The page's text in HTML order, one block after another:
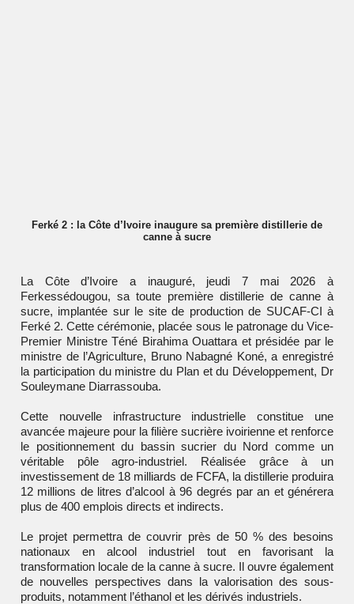
Ferké 2 : la Côte d’Ivoire inaugure sa première distillerie de
canne à sucre
La Côte d’Ivoire a inauguré, jeudi 7 mai 2026 à
Ferkessédougou, sa toute première distillerie de canne à
sucre, implantée sur le site de production de SUCAF-CI à
Ferké 2. Cette cérémonie, placée sous le patronage du Vice-
Premier Ministre Téné Birahima Ouattara et présidée par le
ministre de l’Agriculture, Bruno Nabagné Koné, a enregistré
la participation du ministre du Plan et du Développement, Dr
Souleymane Diarrassouba.
Cette nouvelle infrastructure industrielle constitue une
avancée majeure pour la filière sucrière ivoirienne et renforce
le positionnement du bassin sucrier du Nord comme un
véritable pôle agro-industriel. Réalisée grâce à un
investissement de 18 milliards de FCFA, la distillerie produira
12 millions de litres d’alcool à 96 degrés par an et générera
plus de 400 emplois directs et indirects.
Le projet permettra de couvrir près de 50 % des besoins
nationaux en alcool industriel tout en favorisant la
transformation locale de la canne à sucre. Il ouvre également
de nouvelles perspectives dans la valorisation des sous-
produits, notamment l’éthanol et les dérivés industriels.